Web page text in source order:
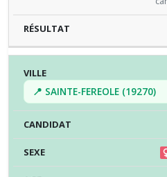
📍 SAINTE-FEREOLE (19270)